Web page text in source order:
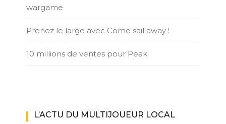
wargame
Prenez le large avec Come sail away !
10 millions de ventes pour Peak
L’ACTU DU MULTIJOUEUR LOCAL